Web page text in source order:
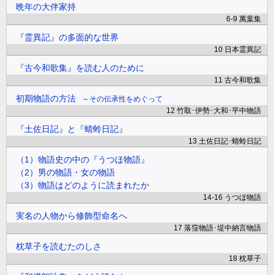
晩年の大伴家持
6-9 萬葉集
『霊異記』の多面的な世界
10 日本霊異記
『古今和歌集』を読む人のために
11 古今和歌集
初期物語の方法
その伝承性をめぐって
12 竹取･伊勢･大和･平中物語
『土佐日記』と『蜻蛉日記』
13 土佐日記･蜻蛉日記
（1）物語史の中の『うつほ物語』
（2）男の物語・女の物語
（3）物語はどのように読まれたか
14-16 うつほ物語
実名の人物から修飾型命名へ
17 落窪物語･堤中納言物語
枕草子を読むたのしさ
18 枕草子